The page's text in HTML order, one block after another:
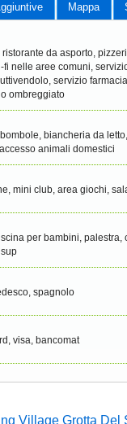
Mappa
ristorante da asporto,
fi nelle aree comuni,
servizio
ombreggiato
biancheria da
animali domestici
mini club, area giochi,
per bambini, palestra,
spagnolo
visa, bancomat
Village Grotta Del